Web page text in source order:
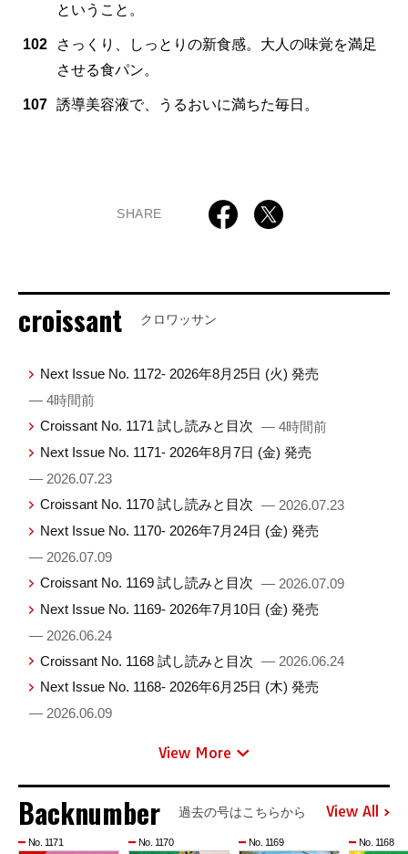
ということ。
102
さっくり、しっとりの新食感。大人の味覚を満足
させる食パン。
107 誘導美容液で、うるおいに満ちた毎日。
SHARE
croissant クロワッサン
Next Issue No. 1172- 2026年8月25日 (火) 発売
— 4時間前
Croissant No. 1171 試し読みと目次 — 4時間前
Next Issue No. 1171- 2026年8月7日 (金) 発売
— 2026.07.23
Croissant No. 1170 試し読みと目次 — 2026.07.23
Next Issue No. 1170- 2026年7月24日 (金) 発売
— 2026.07.09
Croissant No. 1169 試し読みと目次 — 2026.07.09
Next Issue No. 1169- 2026年7月10日 (金) 発売
— 2026.06.24
Croissant No. 1168 試し読みと目次 — 2026.06.24
Next Issue No. 1168- 2026年6月25日 (木) 発売
— 2026.06.09
View More
Backnumber 過去の号はこちらから View All
No. 1171 No. 1170 No. 1169 No. 1168